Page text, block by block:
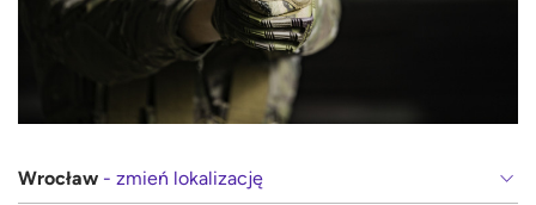
Wrocław - zmień lokalizację